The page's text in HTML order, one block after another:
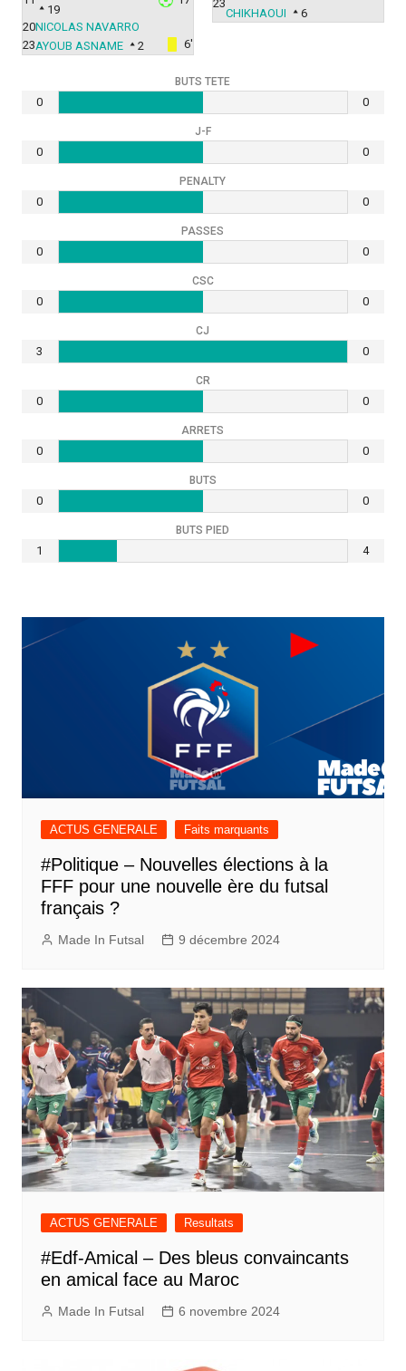
19
20NICOLAS NAVARRO
23AYOUB ASNAME 2 6'
23
CHIKHAOUI
6
BUTS TETE
0 0
J-F
0 0
PENALTY
0 0
PASSES
0 0
CSC
0 0
CJ
3 0
CR
0 0
ARRETS
0 0
BUTS
0 0
BUTS PIED
1 4
ACTUS GENERALE Faits marquants
#Politique – Nouvelles élections à la
FFF pour une nouvelle ère du futsal
français ?
Made In Futsal 9 décembre 2024
ACTUS GENERALE Resultats
#Edf-Amical – Des bleus convaincants
en amical face au Maroc
Made In Futsal 6 novembre 2024